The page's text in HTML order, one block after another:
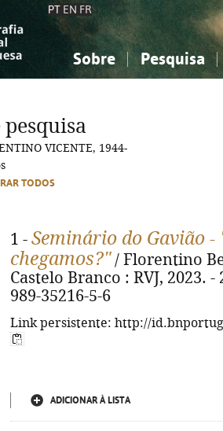
PT EN FR
Sobre Pesquisa
Ciências sociais...
Arte, desporto...
Ciências sociais...
Arte, desporto...
pesquisa
VICENTE, 1944-
TODOS
1 - Seminário do Gavião -
chegamos?"/ Florentino
Castelo Branco : RVJ, 2023.
989-35216-5-6
Link persistente: http://
ADICIONAR À LISTA